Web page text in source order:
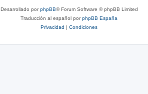
Desarrollado porphpBB® Forum Software © phpBB Limited
Traducción al español porphpBB España
Privacidad | Condiciones